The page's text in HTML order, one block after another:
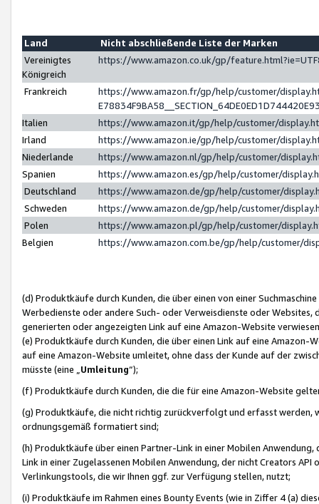
Land
Nicht abschließende Liste der Marken
Vereinigtes
Königreich
https://www.amazon.co.uk/gp/
Frankreich
https://www.amazon.fr/gp/help/customer/
Italien
https://www.amazon.it/gp/help/customer/
Irland
https://www.amazon.ie/gp/help/customer/
Niederlande
https://www.amazon.nl/gp/help/customer/
Spanien
https://www.amazon.es/gp/help/customer/
Deutschland
https://www.amazon.de/gp/help/customer/
Schweden
https://www.amazon.de/gp/help/customer/
Polen
https://www.amazon.pl/gp/help/customer/
Belgien
https://www.amazon.com.be/gp/help/customer/
(d) Produktkäufe durch Kunden, die über einen von einer
Werbedienste oder andere Such- oder Verweisdienste oder Websites,
generierten oder angezeigten Link auf eine Amazon-Website
(e) Produktkäufe durch Kunden, die über einen Link auf eine
auf eine Amazon-Website umleitet, ohne dass der Kunde auf der
müsste (eine „ Umleitung“);
(f) Produktkäufe durch Kunden, die die für eine Amazon-Website
(g) Produktkäufe, die nicht richtig zurückverfolgt und erfasst werden,
ordnungsgemäß formatiert sind;
(h) Produktkäufe über einen Partner-Link in einer Mobilen
Link in einer Zugelassenen Mobilen Anwendung, der nicht Creators
Verlinkungstools, die wir Ihnen ggf. zur Verfügung stellen, nutzt;
(i) Produktkäufe im Rahmen eines Bounty Events (wie in Ziffer 4 (a)